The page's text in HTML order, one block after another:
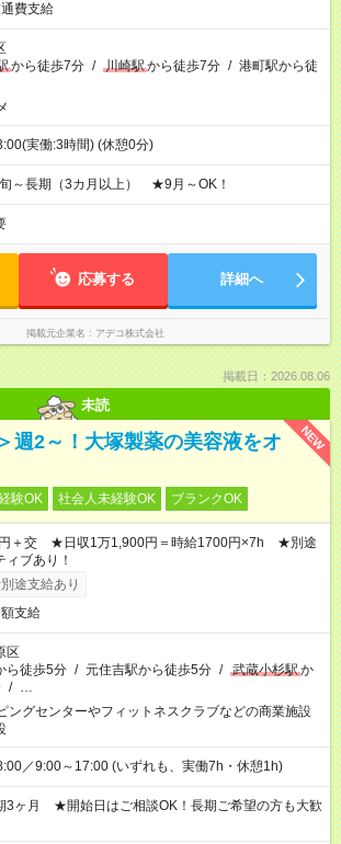
費支給
から徒歩7分 / 川崎駅から徒歩7分 / 港町駅から徒
実働:3時間) (休憩0分)
～長期（3カ月以上） ★9月～OK！
応募する 詳細へ
掲載元企業名 アデコ株式会社
掲載日：2026.08.06
未読
NEW
週2～！大塚製薬の美容液をオ
験OK 社会人未経験OK ブランクOK
＋交 ★日収1万1,900円＝時給1700円×7h ★別途
ィブあり！
途支給あり
支給
区
ら徒歩5分 / 元住吉駅から徒歩5分 / 武蔵小杉駅か
/ …
ングセンターやフィットネスクラブなどの商業施設
／9:00～17:00 (いずれも、実働7h・休憩1h)
3ヶ月 ★開始日はご相談OK！長期ご希望の方も大歓